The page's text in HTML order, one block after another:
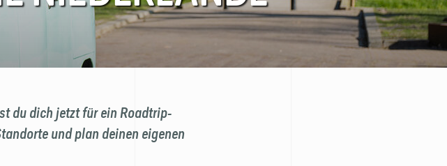
du dich jetzt für ein Roadtrip-
und plan deinen eigenen